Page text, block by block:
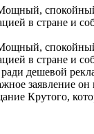
в стране и
в стране и
дешевой
заявление
Крутого,